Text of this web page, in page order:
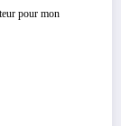
pour mon